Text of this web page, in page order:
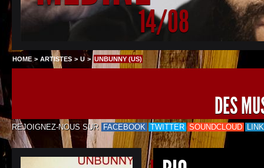
14/08
HOME > ARTISTES > U > UNBUNNY (US)
DES
REJOIGNEZ-NOUS SUR FACEBOOK TWITTER SOUNDCLOUD